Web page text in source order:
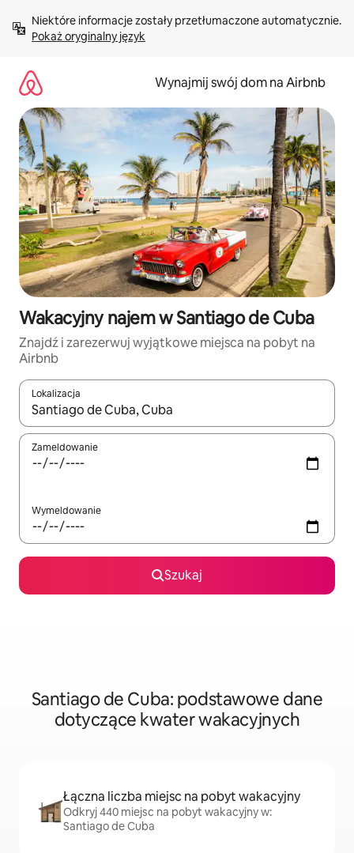
treści Pokaż oryginalny język
Wynajmij swój dom na Airbnb
Wakacyjny najem w Santiago de Cuba
Znajdź i zarezerwuj wyjątkowe miejsca na pobyt na
Airbnb
Lokalizacja
Gdy wyniki będą dostępne, możesz poruszać się po nich za
Zameldowanie
Wymeldowanie
Szukaj
Santiago de Cuba: podstawowe dane
dotyczące kwater wakacyjnych
Łączna liczba miejsc na pobyt wakacyjny
Odkryj 440 miejsc na pobyt wakacyjny w:
Santiago de Cuba